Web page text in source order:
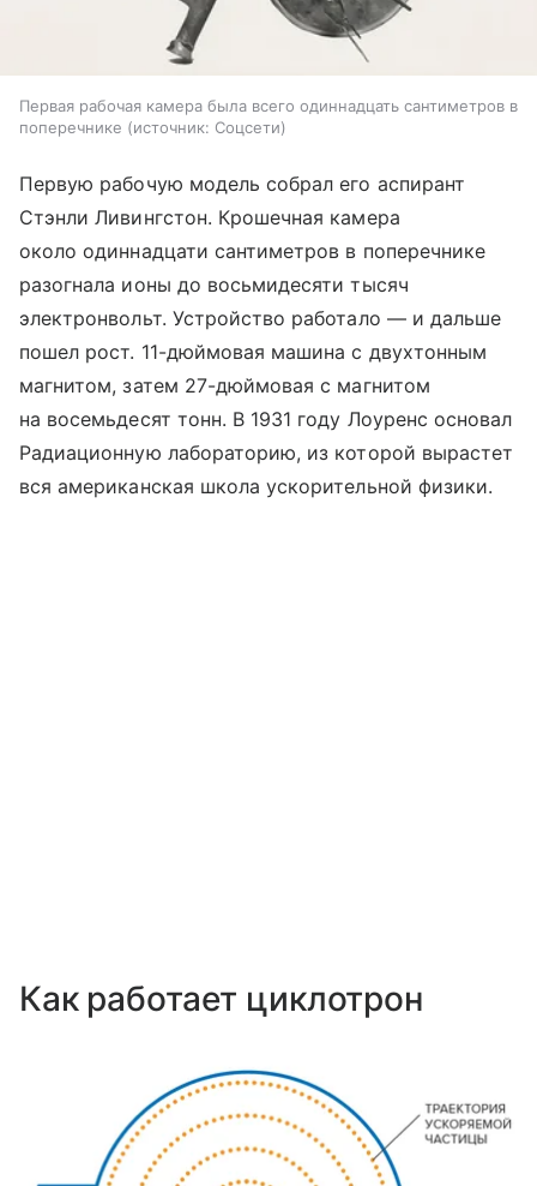
Первая рабочая камера была всего одиннадцать сантиметров в
поперечнике
источник: Соцсети
Первую рабочую модель собрал его аспирант
Стэнли Ливингстон. Крошечная камера
около одиннадцати сантиметров в поперечнике
разогнала ионы до восьмидесяти тысяч
электронвольт. Устройство работало — и дальше
пошел рост. 11-дюймовая машина с двухтонным
магнитом, затем 27-дюймовая с магнитом
на восемьдесят тонн. В 1931 году Лоуренс основал
Радиационную лабораторию, из которой вырастет
вся американская школа ускорительной физики.
Как работает циклотрон